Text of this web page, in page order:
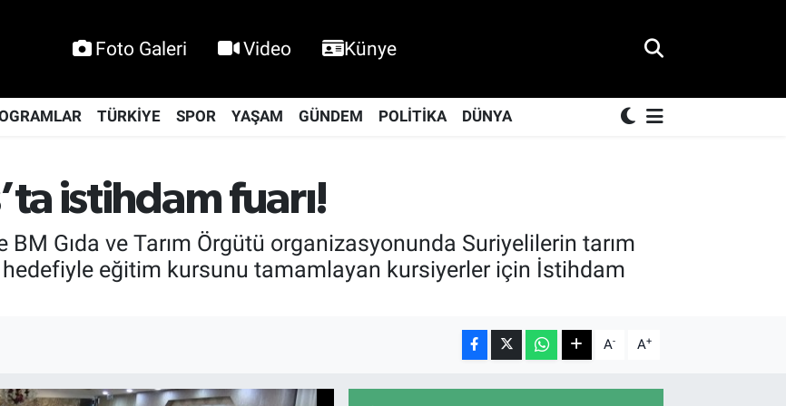
Foto Galeri Video Künye
TÜRKİYE SPOR YAŞAM GÜNDEM POLİTİKA DÜNYA
istihdam fuarı!
Gıda ve Tarım Örgütü organizasyonunda Suriyelilerin tarım
eğitim kursunu tamamlayan kursiyerler için İstihdam
A- A+